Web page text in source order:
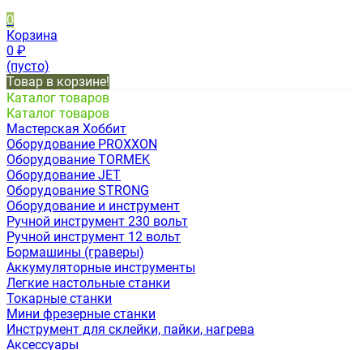
0
Корзина
0 ₽
(пусто)
Товар в корзине!
Каталог товаров
Каталог товаров
Мастерская Хоббит
Оборудование PROXXON
Оборудование TORMEK
Оборудование JET
Оборудование STRONG
Оборудование и инструмент
Ручной инструмент 230 вольт
Ручной инструмент 12 вольт
Бормашины (граверы)
Аккумуляторные инструменты
Легкие настольные станки
Токарные станки
Мини фрезерные станки
Инструмент для склейки, пайки, нагрева
Аксессуары